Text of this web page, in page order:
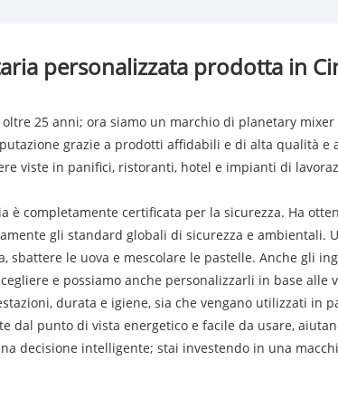
personalizzata prodotta in
25 anni; ora siamo un marchio di planetary
grazie a prodotti affidabili e di alta qualità
viste in panifici, ristoranti, hotel e impianti di
è completamente certificata per la sicurezza. Ha
gli standard globali di sicurezza e
sbattere le uova e mescolare le pastelle. Anche gli
e possiamo anche personalizzarli in base alle
durata e igiene, sia che vengano utilizzati
dal punto di vista energetico e facile da usare,
decisione intelligente; stai investendo in una